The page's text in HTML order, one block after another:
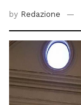
by Redazione